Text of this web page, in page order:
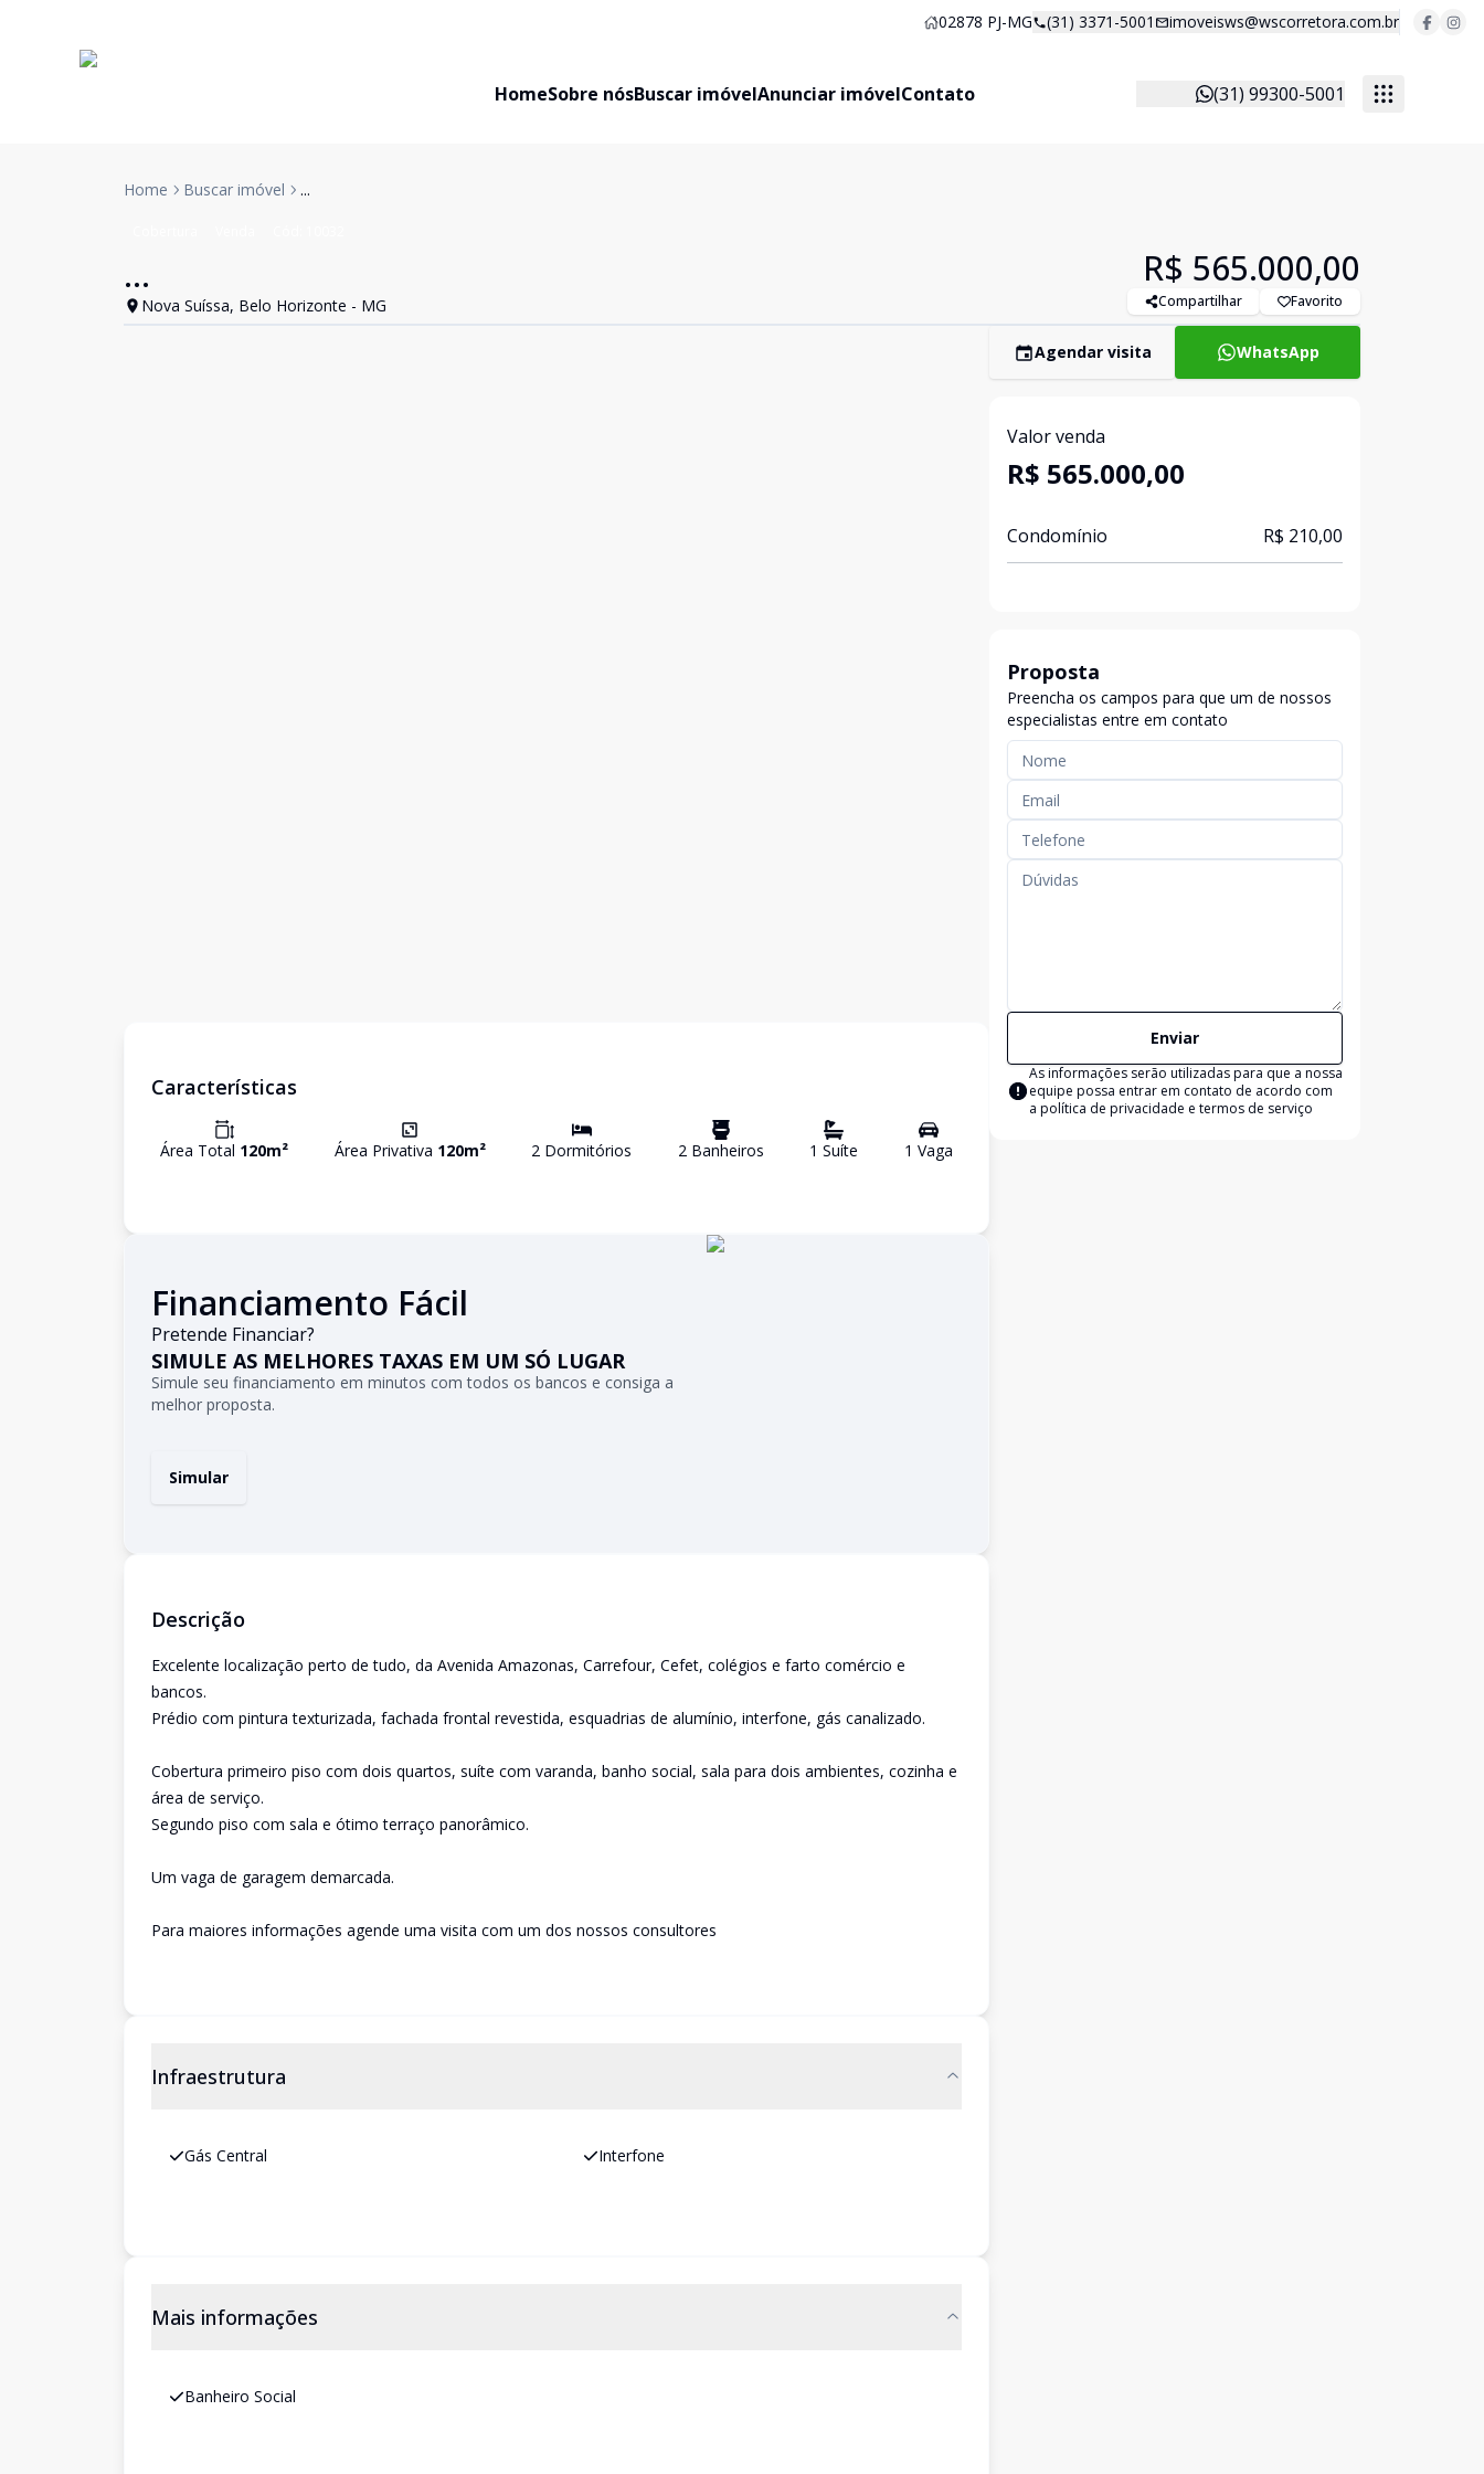
02878 PJ-MG (31) 3371-5001 imoveisws@wscorretora.com.br
HomeSobre nósBuscar imóvelAnunciar imóvelContato (31) 99300-5001
Home Buscar imóvel ...
...
Nova Suíssa, Belo Horizonte - MG
R$ 565.000,00
Compartilhar Favorito
Características
Área Total 120m² Área Privativa 120m² 2 Dormitórios 2Banheiros 1 Suíte 1 Vaga
Financiamento Fácil
Pretende Financiar?
SIMULE AS MELHORES TAXAS EM UM SÓ LUGAR
Simule seu financiamento em minutos com todos os bancos e consiga a
melhor proposta.
Simular
Descrição
Excelente localização perto de tudo, da Avenida Amazonas, Carrefour, Cefet, colégios e farto comércio e
bancos.
Prédio com pintura texturizada, fachada frontal revestida, esquadrias de alumínio, interfone, gás canalizado.
Cobertura primeiro piso com dois quartos, suíte com varanda, banho social, sala para dois ambientes, cozinha e
área de serviço.
Segundo piso com sala e ótimo terraço panorâmico.
Um vaga de garagem demarcada.
Para maiores informações agende uma visita com um dos nossos consultores
Infraestrutura
Gás Central Interfone
Mais informações
Banheiro Social
Agendar visita WhatsApp
Valor venda
R$ 565.000,00
Condomínio R$ 210,00
Proposta
Preencha os campos para que um de nossos
especialistas entre em contato
Enviar
As informações serão utilizadas para que a nossa
equipe possa entrar em contato de acordo com
a política de privacidade e termos de serviço